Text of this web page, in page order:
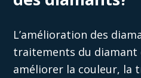
L’amélioration des
traitements du diamant
améliorer la couleur, la